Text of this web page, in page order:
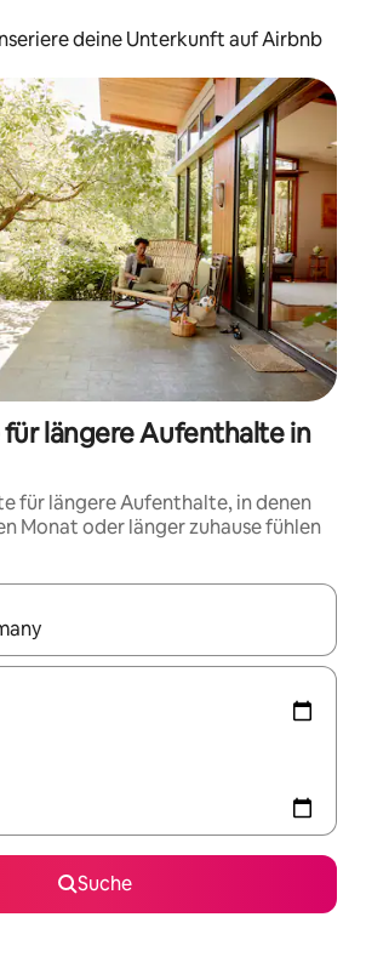
deine Unterkunft auf Airbnb
längere Aufenthalte in
für längere Aufenthalte, in denen
Monat oder länger zuhause fühlen
verfügbar sind, navigiere mit den
Suche